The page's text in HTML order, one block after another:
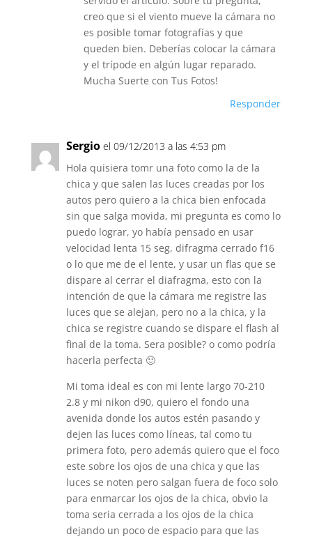
creo que si el viento mueve la cámara no
es posible tomar fotografías y que
queden bien. Deberías colocar la cámara
y el trípode en algún lugar reparado.
Mucha Suerte con Tus Fotos!
Responder
Sergio el 09/12/2013 a las 4:53 pm
Hola quisiera tomr una foto como la de la
chica y que salen las luces creadas por los
autos pero quiero a la chica bien enfocada
sin que salga movida, mi pregunta es como lo
puedo lograr, yo había pensado en usar
velocidad lenta 15 seg, difragma cerrado f16
o lo que me de el lente, y usar un flas que se
dispare al cerrar el diafragma, esto con la
intención de que la cámara me registre las
luces que se alejan, pero no a la chica, y la
chica se registre cuando se dispare el flash al
final de la toma. Sera posible? o como podría
hacerla perfecta 🙂
Mi toma ideal es con mi lente largo 70-210
2.8 y mi nikon d90, quiero el fondo una
avenida donde los autos estén pasando y
dejen las luces como líneas, tal como tu
primera foto, pero además quiero que el foco
este sobre los ojos de una chica y que las
luces se noten pero salgan fuera de foco solo
para enmarcar los ojos de la chica, obvio la
toma seria cerrada a los ojos de la chica
dejando un poco de espacio para que las